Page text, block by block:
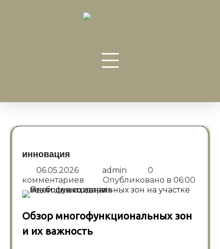
инновация
06.05.2026 admin
0
комментариев
Опубликовано в 06:00
Обзор многофункциональных зон
и их важность